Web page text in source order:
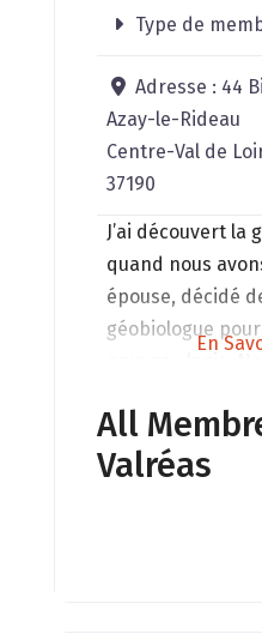
Type de
Adresse : 44
Azay-le-Rideau
Centre-Val de
37190
J’ai découvert la
quand nous
épouse, décidé
géobiologue
2022, elle
vers la
En
All
Valréas